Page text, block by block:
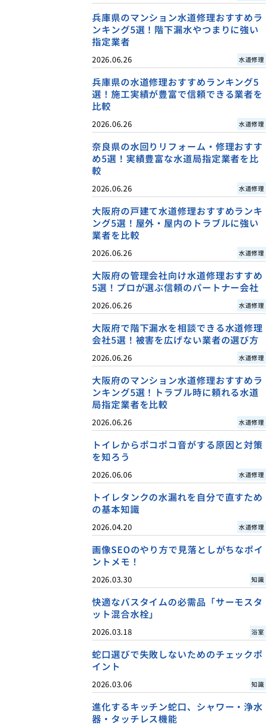
兵庫県のマンション水道修理おすすめラ
ンキング5選！階下漏水やつまりに強い
指定業者
2026.06.26 水道修理
兵庫県の水道修理おすすめランキング5
選！施工実績が豊富で信頼できる業者を
比較
2026.06.26 水道修理
奈良県の水回りリフォーム・修理おすす
め5選！実績豊富な水道局指定業者を比
較
2026.06.26 水道修理
大阪府の戸建て水道修理おすすめランキ
ング5選！屋外・屋内のトラブルに強い
業者を比較
2026.06.26 水道修理
大阪府の管理会社向け水道修理おすすめ
5選！プロが選ぶ信頼のパートナー会社
2026.06.26 水道修理
大阪府で階下漏水を相談できる水道修理
会社5選！被害を広げない業者の選び方
2026.06.26 水道修理
大阪府のマンション水道修理おすすめラ
ンキング5選！トラブル時に頼れる水道
局指定業者を比較
2026.06.26 水道修理
トイレからポコポコ音がする原因と対策
を知ろう
2026.06.06 水道修理
トイレタンクの水漏れを自分で直すため
の基本知識
2026.04.20 水道修理
画像SEOのやり方で見落としがちなポイ
ントメモ！
2026.03.30 知識
快適なバスタイムの必需品「サーモスタ
ット混合水栓」
2026.03.18 浴室
蛇口選びで失敗しないためのチェックポ
イント
2026.03.06 知識
進化するキッチン蛇口、シャワー・浄水
器・タッチレス機能